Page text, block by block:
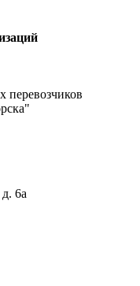
перевозчиков
6а